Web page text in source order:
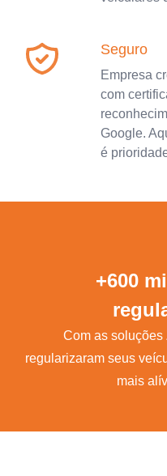
Seguro
Empresa
com
Google.
é
+600
Com as soluções
regularizaram seus
mais